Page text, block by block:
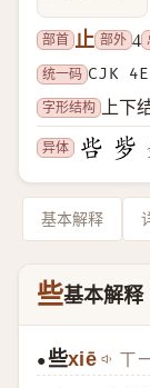
部首 止 部外 4
统一码 CJK
字形结构
上下
异体
基本解释
些基本解释
●些xiē ㄒ